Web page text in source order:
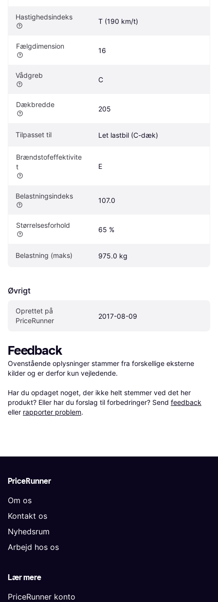
Hastighedsindeks
T (190 km/t)
Fælgdimension
16
Vådgreb
C
Dækbredde
205
Tilpasset til Let lastbil (C-dæk)
Brændstofeffektivite
t
E
Belastningsindeks
107.0
Størrelsesforhold
65 %
Belastning (maks) 975.0 kg
Øvrigt
Oprettet på
PriceRunner
2017-08-09
Feedback
Ovenstående oplysninger stammer fra forskellige eksterne
kilder og er derfor kun vejledende.
Har du opdaget noget, der ikke helt stemmer ved det her
produkt? Eller har du forslag til forbedringer? Send feedback
eller rapporter problem.
PriceRunner
Om os
Kontakt os
Nyhedsrum
Arbejd hos os
Lær mere
PriceRunner konto